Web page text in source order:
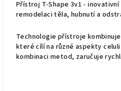
Přístroj T-Shape 3v1 -
remodelaci těla, hubnutí a
Technologie přístroje
které cílí na různé aspekty
kombinaci metod, zaručuje